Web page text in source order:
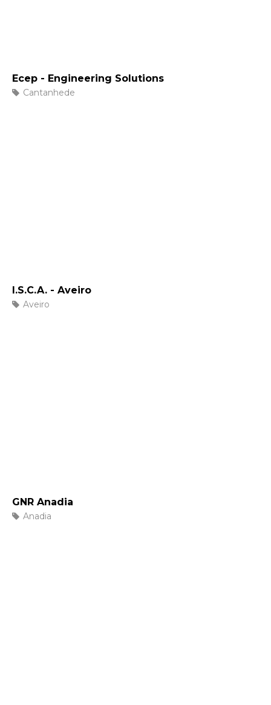
Ecep - Engineering Solutions
Cantanhede
I.S.C.A. - Aveiro
Aveiro
GNR Anadia
Anadia